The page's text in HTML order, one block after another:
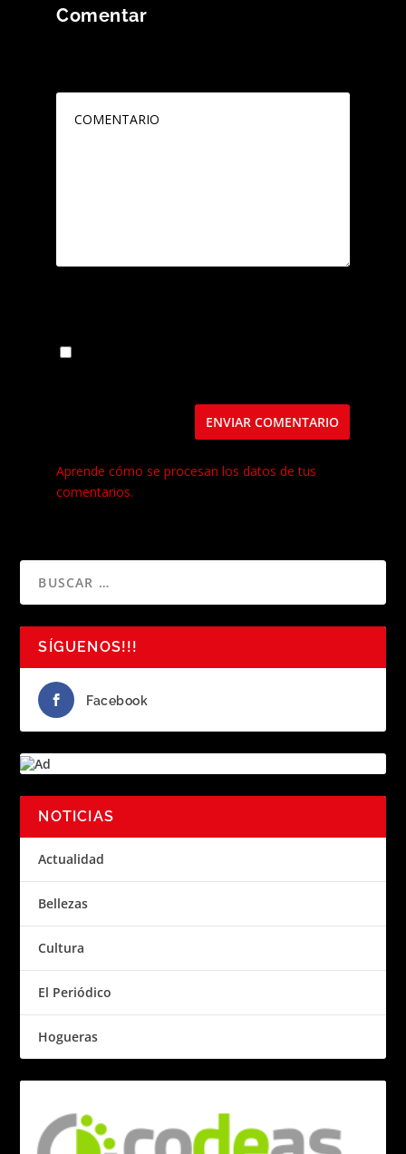
Comentar
Aprende cómo se procesan los datos de tus
comentarios.
SÍGUENOS!!!
Facebook
NOTICIAS
Actualidad
Bellezas
Cultura
El Periódico
Hogueras